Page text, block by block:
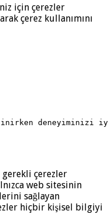
için çerezler
çerez kullanımını
deneyiminizi
gerekli çerezler
web sitesinin
sağlayan
hiçbir kişisel bilgiyi